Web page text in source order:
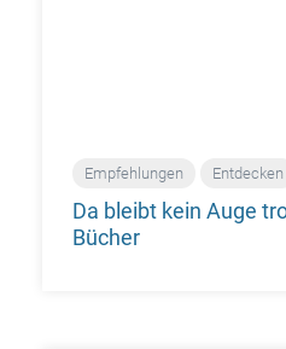
Empfehlungen Entdecken
Da bleibt kein Auge
Bücher